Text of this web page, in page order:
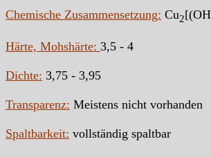
Chemische Zusammensetzung: Cu2
Härte, Mohshärte: 3,5 - 4
Dichte: 3,75 - 3,95
Transparenz: Meistens nicht vorhanden
Spaltbarkeit: vollständig spaltbar